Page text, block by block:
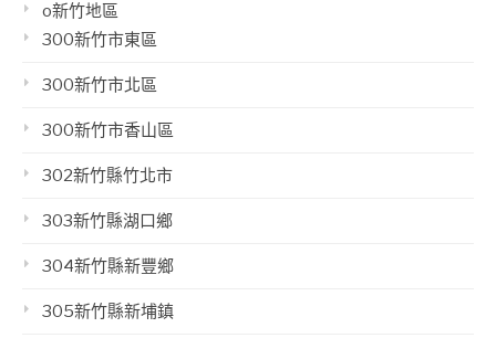
o新竹地區
300新竹市東區
300新竹市北區
300新竹市香山區
302新竹縣竹北市
303新竹縣湖口鄉
304新竹縣新豐鄉
305新竹縣新埔鎮